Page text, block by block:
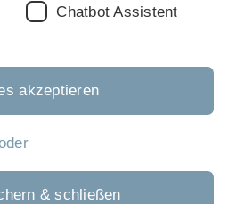
und
Chatbot Assistent
akzeptieren
& schließen